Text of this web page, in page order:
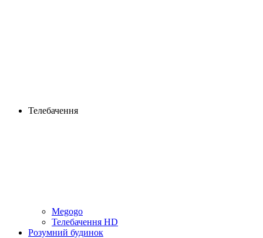
Телебачення
Megogo
Телебачення HD
Розумний будинок